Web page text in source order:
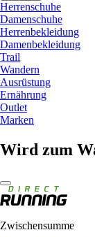
Herrenschuhe
Damenschuhe
Herrenbekleidung
Damenbekleidung
Trail
Wandern
Ausrüstung
Ernährung
Outlet
Marken
Wird zum
Zwischensumme